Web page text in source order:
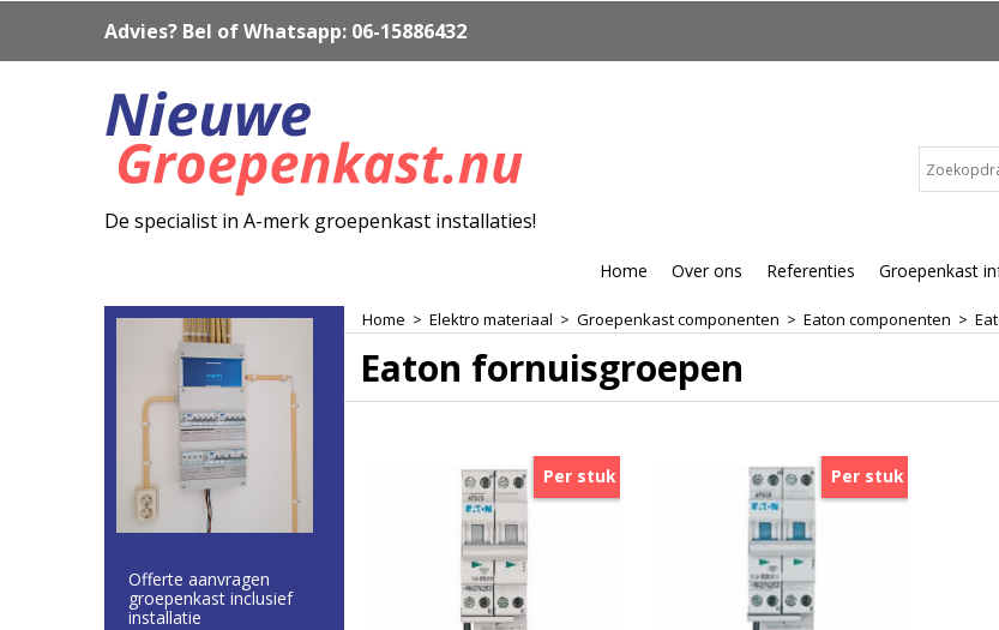
Advies? Bel of Whatsapp: 06-15886432
De specialist in A-merk groepenkast installaties!
Home Over ons Referenties Groepenkast
Offerte aanvragen
groepenkast inclusief
installatie
Home > Elektro materiaal > Groepenkast componenten > Eaton componenten >
Eaton fornuisgroepen
Per stuk Per stuk